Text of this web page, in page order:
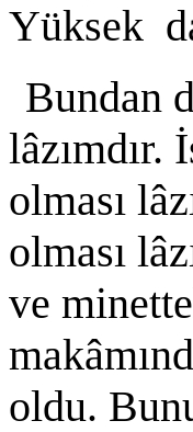
Yüksek
Bundan
lâzımdır.
olması
olması
ve
oldu.